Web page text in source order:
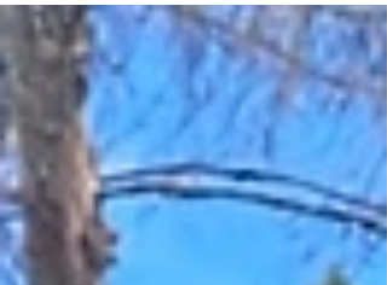
durch Geld ausgelöst. Alan P. Stern spricht
darüber, wie diese Dynamik entsteht und wie
ihr entgegengewirkt werden kann.